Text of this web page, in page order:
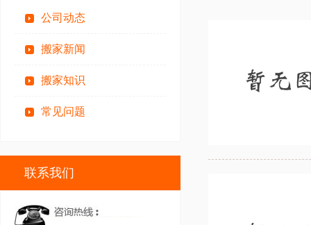
公司动态
搬家新闻
搬家知识
常见问题
联系我们